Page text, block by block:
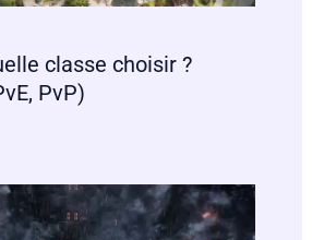
classe choisir ?
PvP)